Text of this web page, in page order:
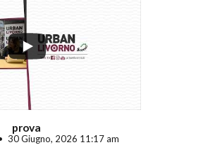
prova
30 Giugno, 2026 11:17 am